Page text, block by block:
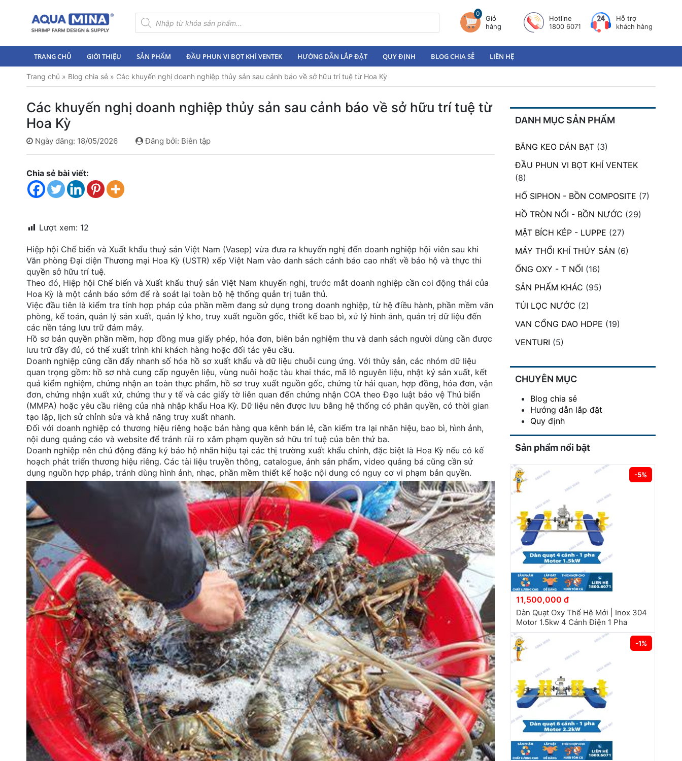
Ventek
Tìm
kiếm
sản
0
Giỏ
hàng
Hotline
1800 6071
Hỗ trợ
khách hàng
TRANG CHỦ GIỚI THIỆU SẢN PHẨM ĐẦU PHUN VI BỌT KHÍ VENTEK HƯỚNG DẪN LẮP ĐẶT QUY ĐỊNH BLOG CHIA SẺ LIÊN HỆ
Trang chủ » Blog chia sẻ » Các khuyến nghị doanh nghiệp thủy sản sau cảnh báo về sở hữu trí tuệ từ Hoa Kỳ
Các khuyến nghị doanh nghiệp thủy sản sau cảnh báo về sở hữu trí tuệ từ
Hoa Kỳ
Ngày đăng: 18/05/2026 Đăng bởi: Biên tập
Chia sẻ bài viết:
Lượt xem: 12
Hiệp hội Chế biến và Xuất khẩu thuỷ sản Việt Nam (Vasep) vừa đưa ra khuyến nghị đến doanh nghiệp hội viên sau khi
Văn phòng Đại diện Thương mại Hoa Kỳ (USTR) xếp Việt Nam vào danh sách cảnh báo cao nhất về bảo hộ và thực thi
quyền sở hữu trí tuệ.
Theo đó, Hiệp hội Chế biến và Xuất khẩu thuỷ sản Việt Nam khuyến nghị, trước mắt doanh nghiệp cần coi động thái của
Hoa Kỳ là một cảnh báo sớm để rà soát lại toàn bộ hệ thống quản trị tuân thủ.
Việc đầu tiên là kiểm tra tính hợp pháp của phần mềm đang sử dụng trong doanh nghiệp, từ hệ điều hành, phần mềm văn
phòng, kế toán, quản lý sản xuất, quản lý kho, truy xuất nguồn gốc, thiết kế bao bì, xử lý hình ảnh, quản trị dữ liệu đến
các nền tảng lưu trữ đám mây.
Hồ sơ bản quyền phần mềm, hợp đồng mua giấy phép, hóa đơn, biên bản nghiệm thu và danh sách người dùng cần được
lưu trữ đầy đủ, có thể xuất trình khi khách hàng hoặc đối tác yêu cầu.
Doanh nghiệp cũng cần đẩy nhanh số hóa hồ sơ xuất khẩu và dữ liệu chuỗi cung ứng. Với thủy sản, các nhóm dữ liệu
quan trọng gồm: hồ sơ nhà cung cấp nguyên liệu, vùng nuôi hoặc tàu khai thác, mã lô nguyên liệu, nhật ký sản xuất, kết
quả kiểm nghiệm, chứng nhận an toàn thực phẩm, hồ sơ truy xuất nguồn gốc, chứng từ hải quan, hợp đồng, hóa đơn, vận
đơn, chứng nhận xuất xứ, chứng thư y tế và các giấy tờ liên quan đến chứng nhận COA theo Đạo luật bảo vệ Thú biển
(MMPA) hoặc yêu cầu riêng của nhà nhập khẩu Hoa Kỳ. Dữ liệu nên được lưu bằng hệ thống có phân quyền, có thời gian
tạo lập, lịch sử chỉnh sửa và khả năng truy xuất nhanh.
Đối với doanh nghiệp có thương hiệu riêng hoặc bán hàng qua kênh bán lẻ, cần kiểm tra lại nhãn hiệu, bao bì, hình ảnh,
nội dung quảng cáo và website để tránh rủi ro xâm phạm quyền sở hữu trí tuệ của bên thứ ba.
Doanh nghiệp nên chủ động đăng ký bảo hộ nhãn hiệu tại các thị trường xuất khẩu chính, đặc biệt là Hoa Kỳ nếu có kế
hoạch phát triển thương hiệu riêng. Các tài liệu truyền thông, catalogue, ảnh sản phẩm, video quảng bá cũng cần sử
dụng nguồn hợp pháp, tránh dùng hình ảnh, nhạc, phần mềm thiết kế hoặc nội dung có nguy cơ vi phạm bản quyền.
DANH MỤC SẢN PHẨM
BĂNG KEO DÁN BẠT (3)
ĐẦU PHUN VI BỌT KHÍ VENTEK
(8)
HỐ SIPHON - BỒN COMPOSITE (7)
HỒ TRÒN NỔI - BỒN NƯỚC (29)
MẶT BÍCH KÉP - LUPPE (27)
MÁY THỔI KHÍ THỦY SẢN (6)
ỐNG OXY - T NỐI (16)
SẢN PHẨM KHÁC (95)
TÚI LỌC NƯỚC (2)
VAN CỔNG DAO HDPE (19)
VENTURI (5)
CHUYÊN MỤC
Blog chia sẻ
Hướng dẫn lắp đặt
Quy định
Sản phẩm nổi bật
-5%
11,500,000 đ
Dàn Quạt Oxy Thế Hệ Mới | Inox 304
Motor 1.5kw 4 Cánh Điện 1 Pha
-1%